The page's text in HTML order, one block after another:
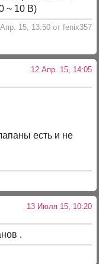
~ 10 В)
15, 13:50 от fenix357
12 Апр. 15, 14:05
есть и не
13 Июля 15, 10:20
.